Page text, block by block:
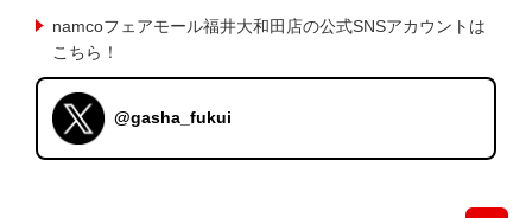
namcoフェアモール福井大和田店の公式SNSアカウントは
こちら！
@gasha_fukui